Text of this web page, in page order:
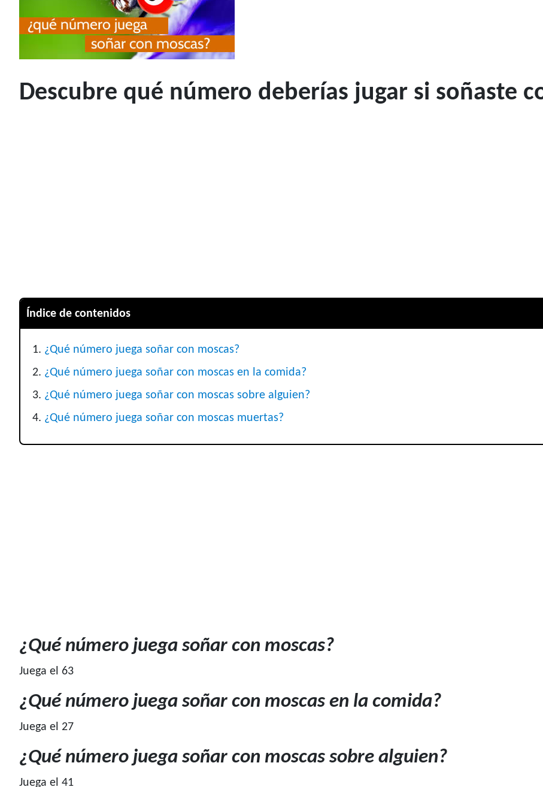
Descubre qué número deberías jugar si soñaste
Índice de contenidos
¿Qué número juega soñar con moscas?
¿Qué número juega soñar con moscas en la comida?
¿Qué número juega soñar con moscas sobre alguien?
¿Qué número juega soñar con moscas muertas?
¿Qué número juega soñar con moscas?
Juega el 63
¿Qué número juega soñar con moscas en la comida?
Juega el 27
¿Qué número juega soñar con moscas sobre alguien?
Juega el 41